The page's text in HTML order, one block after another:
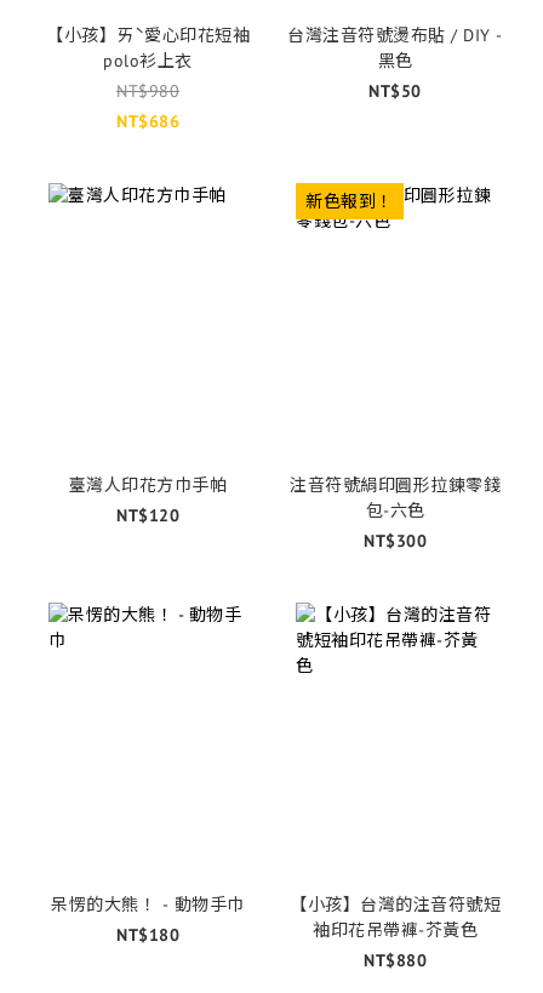
【小孩】ㄞˋ愛心印花短袖
polo衫上衣
NT$980
NT$686
台灣注音符號燙布貼 / DIY -
黑色
NT$50
臺灣人印花方巾手帕
NT$120
新色報到！
注音符號絹印圓形拉鍊零錢
包-六色
NT$300
呆愣的大熊！ - 動物手巾
NT$180
【小孩】台灣的注音符號短
袖印花吊帶褲-芥黃色
NT$880